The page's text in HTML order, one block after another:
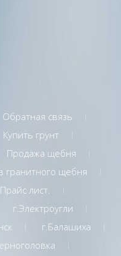
Обратная связь
Купить грунт
Продажа щебня
гранитного щебня
Прайс лист.
г.Электроугли
г.Балашиха